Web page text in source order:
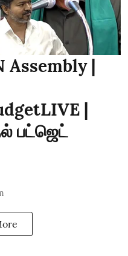
Assembly |
|
பட்ஜெட்